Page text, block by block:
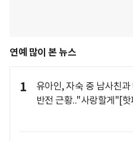
연예 많이 본 뉴스
1
유아인, 자숙 중 남사친
반전 근황.."사랑할게"[핫